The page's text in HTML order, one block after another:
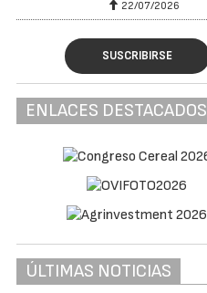
22/07/2026
SUSCRIBIRSE
ENLACES DESTACADOS
ÚLTIMAS NOTICIAS